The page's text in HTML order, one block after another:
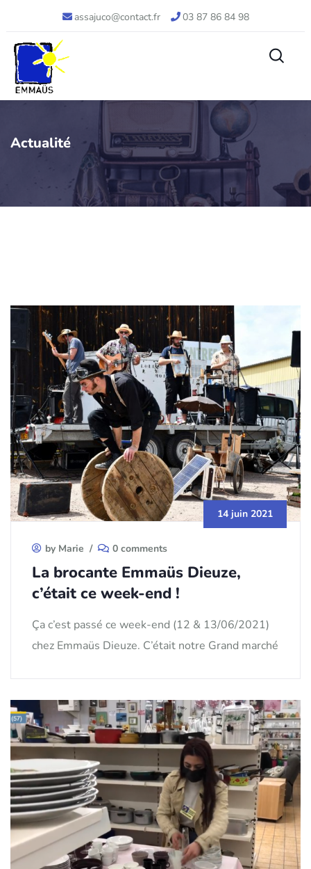
assajuco@contact.fr 03 87 86 84 98
Actualité
14 juin 2021
by Marie / 0 comments
La brocante Emmaüs Dieuze,
c’était ce week-end !
Ça c’est passé ce week-end (12 & 13/06/2021)
chez Emmaüs Dieuze. C’était notre Grand marché